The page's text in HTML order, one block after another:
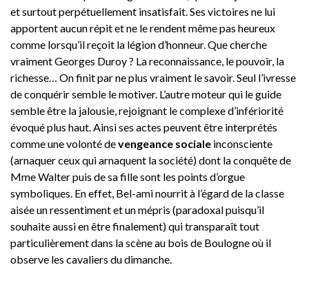
et surtout perpétuellement insatisfait. Ses victoires ne lui
apportent aucun répit et ne le rendent même pas heureux
comme lorsqu’il reçoit la légion d’honneur. Que cherche
vraiment Georges Duroy ? La reconnaissance, le pouvoir, la
richesse… On finit par ne plus vraiment le savoir. Seul l’ivresse
de conquérir semble le motiver. L’autre moteur qui le guide
semble être la jalousie, rejoignant le complexe d’infériorité
évoqué plus haut. Ainsi ses actes peuvent être interprétés
comme une volonté devengeance sociale inconsciente
(arnaquer ceux qui arnaquent la société) dont la conquête de
Mme Walter puis de sa fille sont les points d’orgue
symboliques. En effet, Bel-ami nourrit à l’égard de la classe
aisée un ressentiment et un mépris (paradoxal puisqu’il
souhaite aussi en être finalement) qui transparaît tout
particulièrement dans la scène au bois de Boulogne où il
observe les cavaliers du dimanche.